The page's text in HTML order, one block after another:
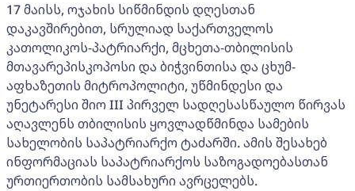
17 მაისს, ოჯახის სიწმინდის დღესთან
დაკავშირებით, სრულიად საქართველოს
კათოლიკოს-პატრიარქი, მცხეთა-თბილისის
მთავარეპისკოპოსი და ბიჭვინთისა და ცხუმ-
აფხაზეთის მიტროპოლიტი, უწმინდესი და
უნეტარესი შიო III პირველ სადღესასწაულო წირვას
აღავლენს თბილისის ყოვლადწმინდა სამების
სახელობის საპატრიარქო ტაძარში. ამის შესახებ
ინფორმაციას საპატრიარქოს საზოგადოებასთან
ურთიერთობის სამსახური ავრცელებს.